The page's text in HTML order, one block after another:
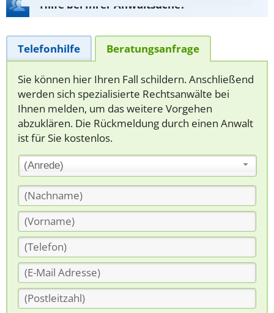
Hilfe bei Ihrer Anwaltsuche?
Telefonhilfe Beratungsanfrage
Sie können hier Ihren Fall schildern. Anschließend
werden sich spezialisierte Rechtsanwälte bei
Ihnen melden, um das weitere Vorgehen
abzuklären. Die Rückmeldung durch einen Anwalt
ist für Sie kostenlos.
(Anrede)